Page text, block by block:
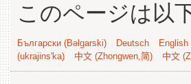
このページは以
Български (Bəlgarski) Deutsch English
(ukrajins'ka)
中文 (Zhongwen,简) 中文